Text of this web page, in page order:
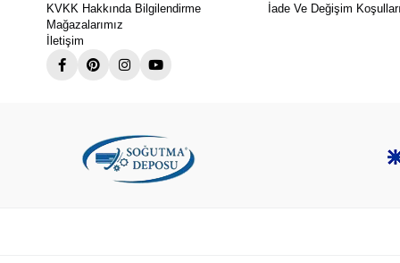
KVKK Hakkında Bilgilendirme
Mağazalarımız
İletişim
İade Ve Değişim Koşulları